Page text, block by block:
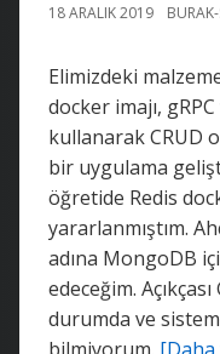
18 ARALIK 2019
Elimizdeki
docker imajı,
kullanarak CRUD
bir uygulama
öğretide Redis
yararlanmıştım.
adına MongoDB
edeceğim.
durumda ve